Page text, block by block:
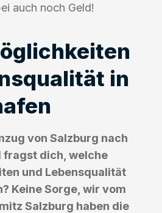
auch noch Geld!
in
von Salzburg nach
fragst dich, welche
und Lebensqualität
Keine Sorge, wir vom
Salzburg haben die